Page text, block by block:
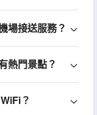
場接送服務？
熱門景點？
？